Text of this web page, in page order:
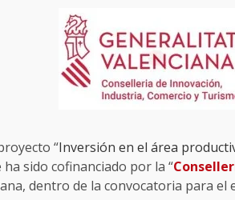
“Inversión en el área
sido cofinanciado por la “
dentro de la convocatoria para